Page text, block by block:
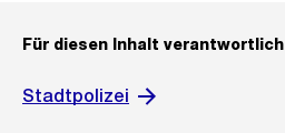
Für diesen Inhalt verantwortlich
Stadtpolizei